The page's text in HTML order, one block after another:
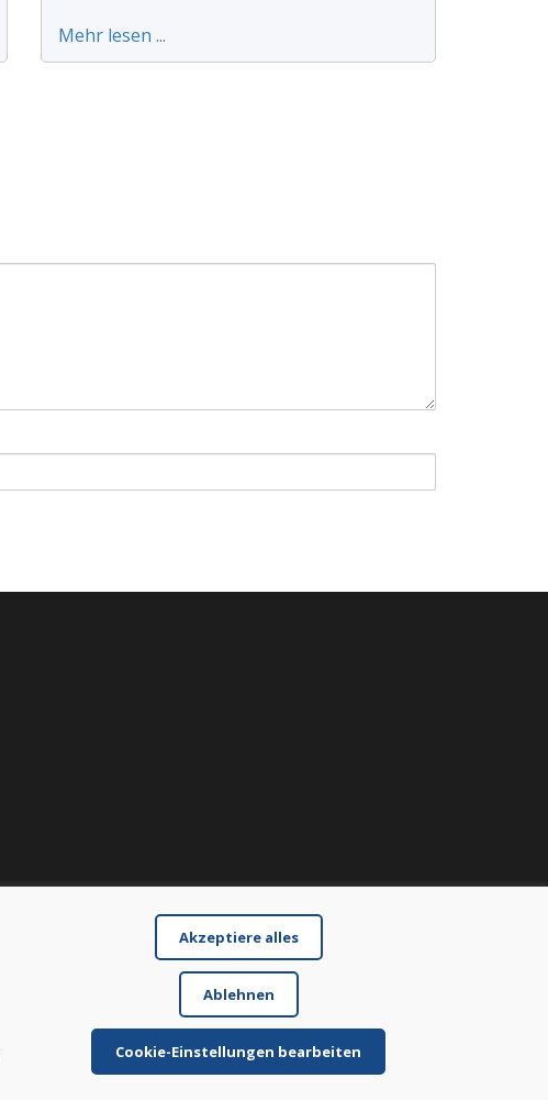
Mehr lesen ...
Akzeptiere alles
Ablehnen
Cookie-Einstellungen bearbeiten